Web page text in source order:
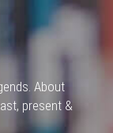
About
present &